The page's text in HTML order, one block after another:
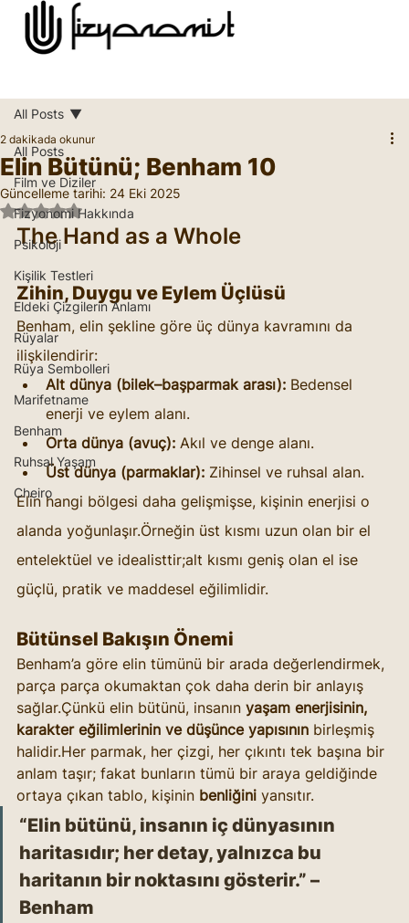
All Posts
Film ve Diziler
Fizyonomi Hakkında
Psikoloji
Kişilik Testleri
Eldeki Çizgilerin Anlamı
Rüyalar
Rüya Sembolleri
Marifetname
Benham
Ruhsal Yaşam
Cheiro
All Posts
Elin Bütünü; Benham 10
2 dakikada okunur
Güncelleme tarihi: 24 Eki 2025
5 üzerinden NaN yıldız
The Hand as a Whole
Zihin, Duygu ve Eylem Üçlüsü
Benham, elin şekline göre üç dünya kavramını da
ilişkilendirir:
Alt dünya (bilek–başparmak arası): Bedensel
enerji ve eylem alanı.
Orta dünya (avuç): Akıl ve denge alanı.
Üst dünya (parmaklar): Zihinsel ve ruhsal alan.
Elin hangi bölgesi daha gelişmişse, kişinin enerjisi o
alanda yoğunlaşır.Örneğin üst kısmı uzun olan bir el
entelektüel ve idealisttir;alt kısmı geniş olan el ise
güçlü, pratik ve maddesel eğilimlidir.
Bütünsel Bakışın Önemi
Benham’a göre elin tümünü bir arada değerlendirmek,
parça parça okumaktan çok daha derin bir anlayış
sağlar.Çünkü elin bütünü, insanın yaşam enerjisinin,
karakter eğilimlerinin ve düşünce yapısının birleşmiş
halidir.Her parmak, her çizgi, her çıkıntı tek başına bir
anlam taşır; fakat bunların tümü bir araya geldiğinde
ortaya çıkan tablo, kişinin benliğini yansıtır.
“Elin bütünü, insanın iç dünyasının
haritasıdır; her detay, yalnızca bu
haritanın bir noktasını gösterir.” –
Benham